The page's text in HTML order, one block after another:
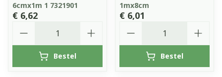
6cmx1m 1 7321901
€ 6,62
Bestel
1mx8cm
€ 6,01
Bestel